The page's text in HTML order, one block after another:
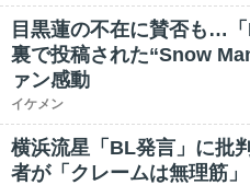
目黒蓮の不在に賛否も…
裏で投稿された“Snow
ァン感動
イケメン
横浜流星「BL発言」に批
者が「クレームは無理筋